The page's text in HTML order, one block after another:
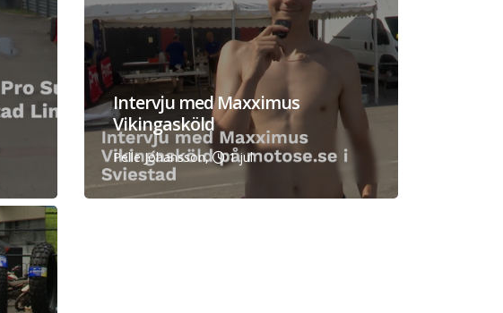
Intervju med Maxximus
Vikingasköld
Pelle Johansson, 1 jul